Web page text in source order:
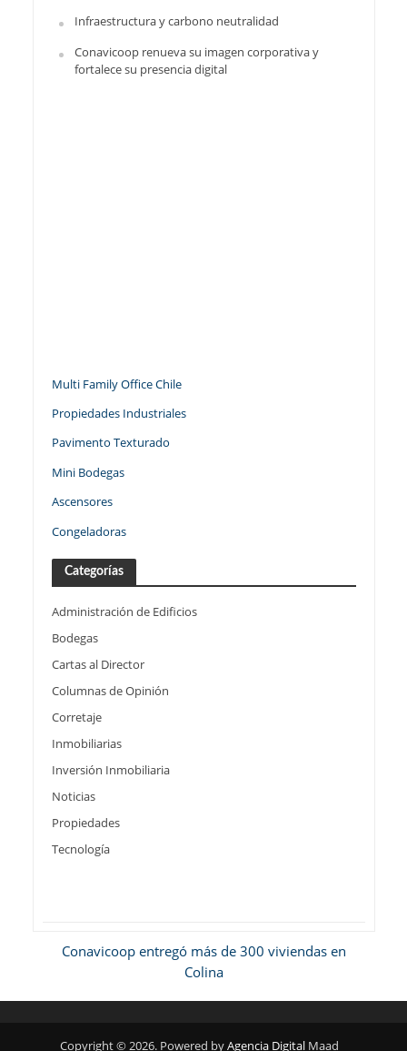
Infraestructura y carbono neutralidad
Conavicoop renueva su imagen corporativa y
fortalece su presencia digital
Multi Family Office Chile
Propiedades Industriales
Pavimento Texturado
Mini Bodegas
Ascensores
Congeladoras
Categorías
Administración de Edificios
Bodegas
Cartas al Director
Columnas de Opinión
Corretaje
Inmobiliarias
Inversión Inmobiliaria
Noticias
Propiedades
Tecnología
Conavicoop entregó más de 300 viviendas en
Colina
Copyright © 2026. Powered byAgencia DigitalMaad